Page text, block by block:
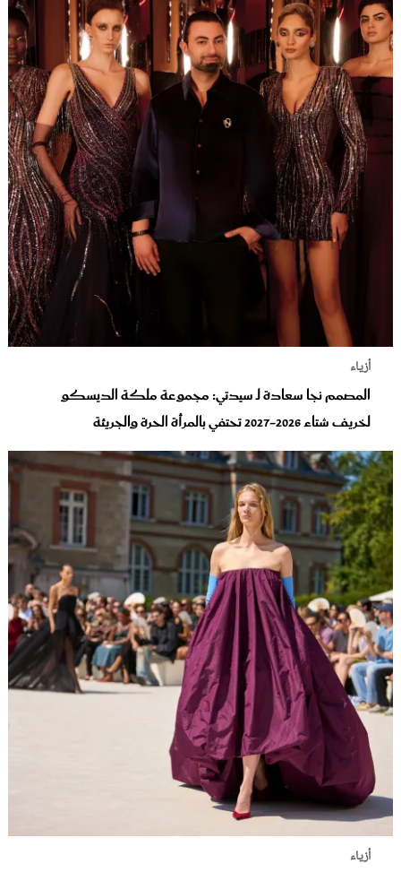
أزياء
المصمم نجا سعادة لـ سيدتي: مجموعة ملكة الديسكو
لخريف شتاء 2026-2027 تحتفي بالمرأة الحرة والجريئة
أزياء